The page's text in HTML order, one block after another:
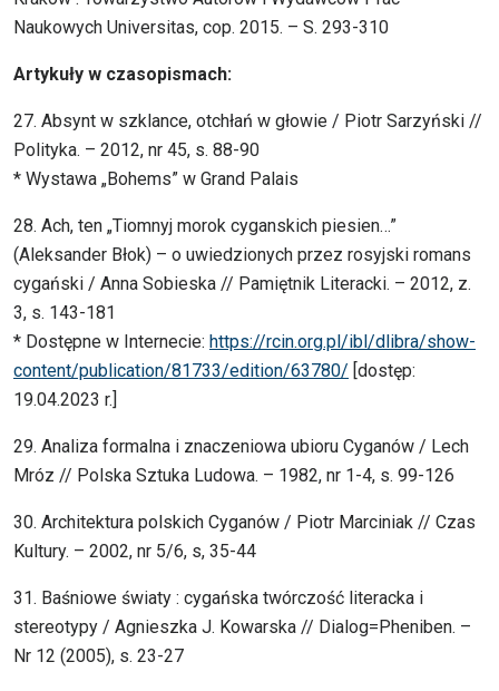
Naukowych Universitas, cop. 2015. – S. 293-310
Artykuły w czasopismach:
27. Absynt w szklance, otchłań w głowie / Piotr Sarzyński //
Polityka. – 2012, nr 45, s. 88-90
* Wystawa „Bohems” w Grand Palais
28. Ach, ten „Tiomnyj morok cyganskich piesien…”
(Aleksander Błok) – o uwiedzionych przez rosyjski romans
cygański / Anna Sobieska // Pamiętnik Literacki. – 2012, z.
3, s. 143-181
* Dostępne w Internecie: https://rcin.org.pl/ibl/dlibra/show-
content/publication/81733/edition/63780/ [dostęp:
19.04.2023 r.]
29. Analiza formalna i znaczeniowa ubioru Cyganów / Lech
Mróz // Polska Sztuka Ludowa. – 1982, nr 1-4, s. 99-126
30. Architektura polskich Cyganów / Piotr Marciniak // Czas
Kultury. – 2002, nr 5/6, s, 35-44
31. Baśniowe światy : cygańska twórczość literacka i
stereotypy / Agnieszka J. Kowarska // Dialog=Pheniben. –
Nr 12 (2005), s. 23-27